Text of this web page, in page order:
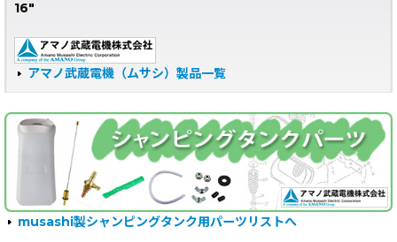
16"
アマノ武蔵電機（ムサシ）製品一覧
musashi製シャンピングタンク用パーツリストへ